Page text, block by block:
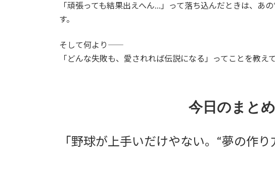
「頑張っても結果出えへん…」って落ち込んだときは、あ
す。
そして何より――
「どんな失敗も、愛されれば伝説になる」ってことを教え
今日のまと
「野球が上手いだけやない。“夢の作り